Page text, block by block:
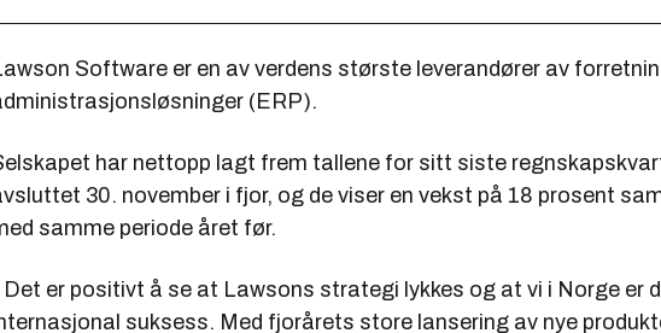
Software er en av verdens største leverandører av
(ERP).
har nettopp lagt frem tallene for sitt siste
30. november i fjor, og de viser en vekst på 18 prosent
samme periode året før.
Det er positivt å se at Lawsons strategi lykkes og at vi i Norge er
suksess. Med fjorårets store lansering av nye